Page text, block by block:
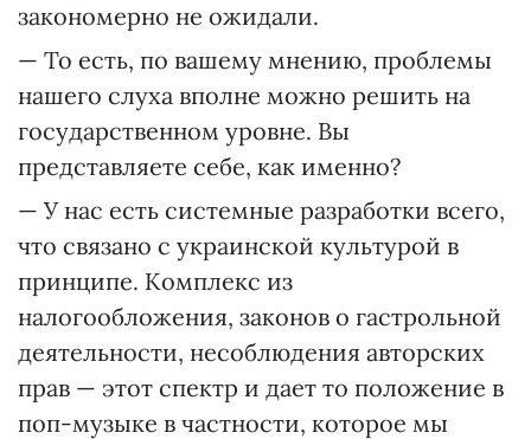
закономерно не ожидали.
— То есть, по вашему мнению, проблемы
нашего слуха вполне можно решить на
государственном уровне. Вы
представляете себе, как именно?
— У нас есть системные разработки всего,
что связано с украинской культурой в
принципе. Комплекс из
налогообложения, законов о гастрольной
деятельности, несоблюдения авторских
прав — этот спектр и дает то положение в
поп-музыке в частности, которое мы